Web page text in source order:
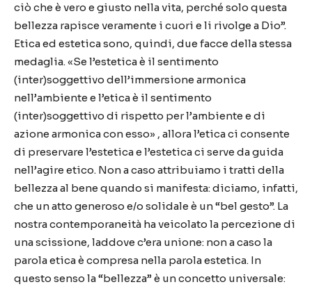
ciò che è vero e giusto nella vita, perché solo questa
bellezza rapisce veramente i cuori e li rivolge a Dio”.
Etica ed estetica sono, quindi, due facce della stessa
medaglia. «Se l’estetica è il sentimento
(inter)soggettivo dell’immersione armonica
nell’ambiente e l’etica è il sentimento
(inter)soggettivo di rispetto per l’ambiente e di
azione armonica con esso» , allora l’etica ci consente
di preservare l’estetica e l’estetica ci serve da guida
nell’agire etico. Non a caso attribuiamo i tratti della
bellezza al bene quando si manifesta: diciamo, infatti,
che un atto generoso e/o solidale è un “bel gesto”. La
nostra contemporaneità ha veicolato la percezione di
una scissione, laddove c’era unione: non a caso la
parola etica è compresa nella parola estetica. In
questo senso la “bellezza” è un concetto universale: